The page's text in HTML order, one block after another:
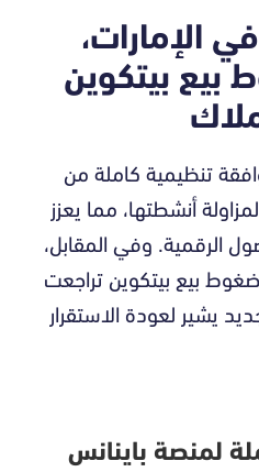
الإمارات،
بيع بيتكوين
تنظيمية كاملة من
أنشطتها، مما يعزز
الرقمية. وفي المقابل،
بيع بيتكوين تراجعت
يشير لعودة الاستقرار
لمنصة باينانس